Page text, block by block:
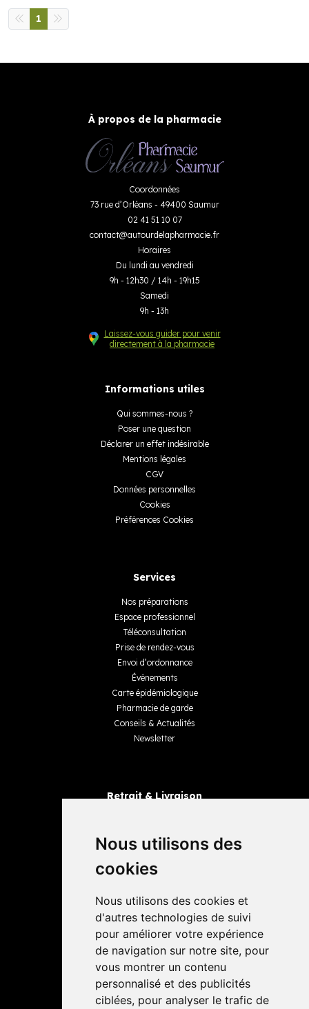
Nous utilisons des
cookies
Nous utilisons des cookies et
d'autres technologies de suivi
pour améliorer votre expérience
de navigation sur notre site, pour
vous montrer un contenu
personnalisé et des publicités
ciblées, pour analyser le trafic de
1
À propos de la pharmacie
Coordonnées
73 rue d’Orléans - 49400 Saumur
02 41 51 10 07
contact@autourdelapharmacie.fr
Horaires
Du lundi au vendredi
9h - 12h30 / 14h - 19h15
Samedi
9h - 13h
Laissez-vous guider pour venir
directement à la pharmacie
Informations utiles
Qui sommes-nous ?
Poser une question
Déclarer un effet indésirable
Mentions légales
CGV
Données personnelles
Cookies
Préférences Cookies
Services
Nos préparations
Espace professionnel
Téléconsultation
Prise de rendez-vous
Envoi d’ordonnance
Événements
Carte épidémiologique
Pharmacie de garde
Conseils & Actualités
Newsletter
Retrait & Livraison
Livraisons
4,4 / 5 65 avis